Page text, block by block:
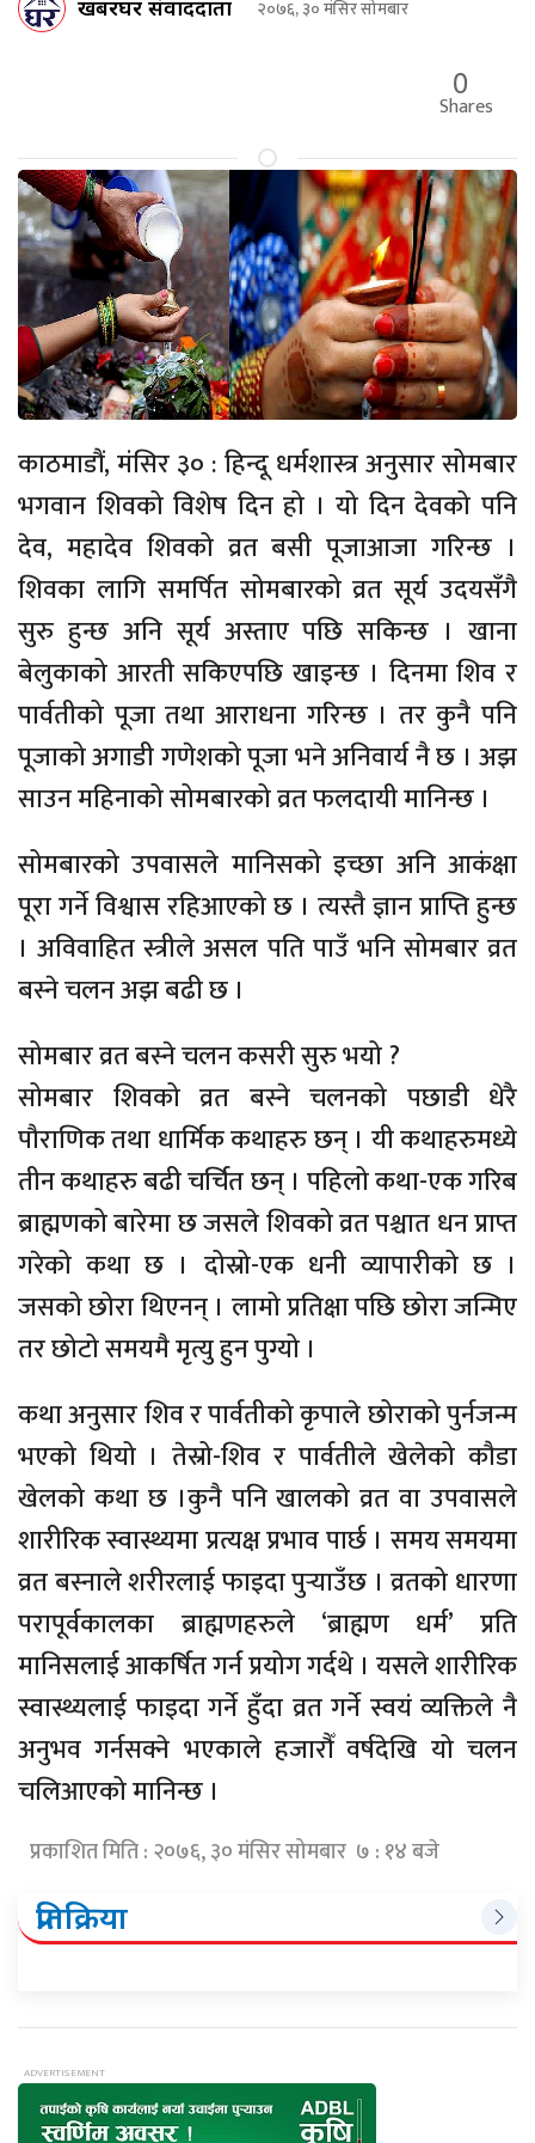
खबरघर संवाददाता २०७६, ३० मंसिर सोमबार
0
Shares
काठमाडौं, मंसिर ३० : हिन्दू धर्मशास्त्र अनुसार सोमबार
भगवान शिवको विशेष दिन हो । यो दिन देवको पनि
देव, महादेव शिवको व्रत बसी पूजाआजा गरिन्छ ।
शिवका लागि समर्पित सोमबारको व्रत सूर्य उदयसँगै
सुरु हुन्छ अनि सूर्य अस्ताए पछि सकिन्छ । खाना
बेलुकाको आरती सकिएपछि खाइन्छ । दिनमा शिव र
पार्वतीको पूजा तथा आराधना गरिन्छ । तर कुनै पनि
पूजाको अगाडी गणेशको पूजा भने अनिवार्य नै छ । अझ
साउन महिनाको सोमबारको व्रत फलदायी मानिन्छ ।
सोमबारको उपवासले मानिसको इच्छा अनि आकंक्षा
पूरा गर्ने विश्वास रहिआएको छ । त्यस्तै ज्ञान प्राप्ति हुन्छ
। अविवाहित स्त्रीले असल पति पाउँ भनि सोमबार व्रत
बस्ने चलन अझ बढी छ ।
सोमबार व्रत बस्ने चलन कसरी सुरु भयो ?
सोमबार शिवको व्रत बस्ने चलनको पछाडी धेरै
पौराणिक तथा धार्मिक कथाहरु छन् । यी कथाहरुमध्ये
तीन कथाहरु बढी चर्चित छन् । पहिलो कथा-एक गरिब
ब्राह्मणको बारेमा छ जसले शिवको व्रत पश्चात धन प्राप्त
गरेको कथा छ । दोस्रो-एक धनी व्यापारीको छ ।
जसको छोरा थिएनन् । लामो प्रतिक्षा पछि छोरा जन्मिए
तर छोटो समयमै मृत्यु हुन पुग्यो ।
कथा अनुसार शिव र पार्वतीको कृपाले छोराको पुर्नजन्म
भएको थियो । तेस्रो-शिव र पार्वतीले खेलेको कौडा
खेलको कथा छ ।कुनै पनि खालको व्रत वा उपवासले
शारीरिक स्वास्थ्यमा प्रत्यक्ष प्रभाव पार्छ । समय समयमा
व्रत बस्नाले शरीरलाई फाइदा पुर्‍याउँछ । व्रतको धारणा
परापूर्वकालका ब्राह्मणहरुले ‘ब्राह्मण धर्म’ प्रति
मानिसलाई आकर्षित गर्न प्रयोग गर्दथे । यसले शारीरिक
स्वास्थ्यलाई फाइदा गर्ने हुँदा व्रत गर्ने स्वयं व्यक्तिले नै
अनुभव गर्नसक्ने भएकाले हजारौँ वर्षदेखि यो चलन
चलिआएको मानिन्छ ।
प्रकाशित मिति : २०७६, ३० मंसिर सोमबार ७ : १४ बजे
प्रतिक्रिया